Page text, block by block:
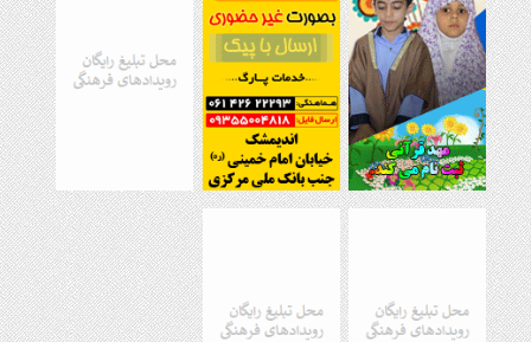
9 ماه قبل
برگزاری رویداد ملی جامعه پرداز